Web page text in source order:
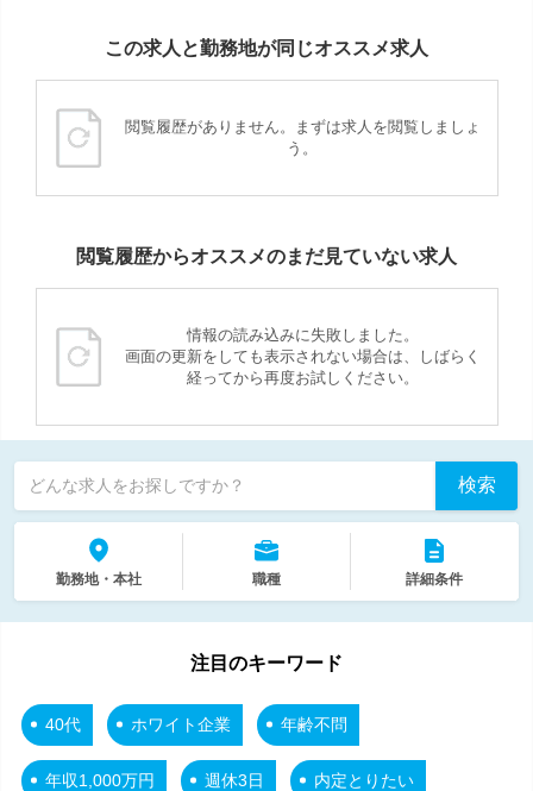
この求人と勤務地が同じオススメ求人
閲覧履歴がありません。まずは求人を閲覧しましょ
う。
閲覧履歴からオススメのまだ見ていない求人
情報の読み込みに失敗しました。
画面の更新をしても表示されない場合は、しばらく
経ってから再度お試しください。
どんな求人をお探しですか？ 検索
勤務地・本社 職種 詳細条件
注目のキーワード
40代 ホワイト企業 年齢不問
年収1,000万円 週休3日 内定とりたい